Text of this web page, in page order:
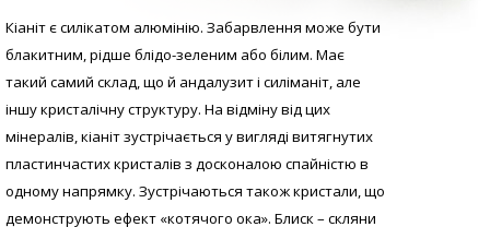
Кіаніт є силікатом алюмінію. Забарвлення може бути
блакитним, рідше блідо-зеленим або білим. Має
такий самий склад, що й андалузит і силіманіт, але
іншу кристалічну структуру. На відміну від цих
мінералів, кіаніт зустрічається у вигляді витягнутих
пластинчастих кристалів з досконалою спайністю в
одному напрямку. Зустрічаються також кристали, що
демонструють ефект «котячого ока». Блиск – скляни